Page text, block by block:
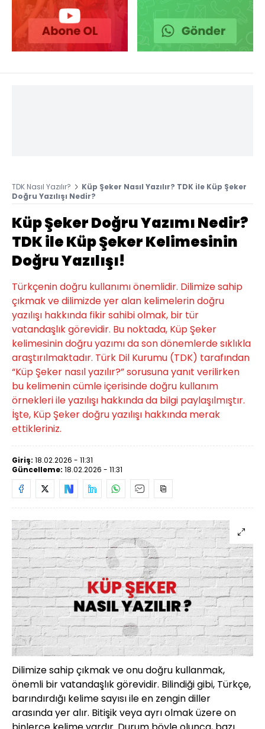
TDK Nasıl Yazılır?
Küp Şeker Nasıl Yazılır? TDK ile Küp Şeker
Doğru Yazılışı Nedir?
Küp Şeker Doğru Yazımı Nedir?
TDK ile Küp Şeker Kelimesinin
Doğru Yazılışı!
Türkçenin doğru kullanımı önemlidir. Dilimize sahip
çıkmak ve dilimizde yer alan kelimelerin doğru
yazılışı hakkında fikir sahibi olmak, bir tür
vatandaşlık görevidir. Bu noktada, Küp Şeker
kelimesinin doğru yazımı da son dönemlerde sıklıkla
araştırılmaktadır. Türk Dil Kurumu (TDK) tarafından
“Küp Şeker nasıl yazılır?” sorusuna yanıt verilirken
bu kelimenin cümle içerisinde doğru kullanım
örnekleri ile yazılışı hakkında da bilgi paylaşılmıştır.
İşte, Küp Şeker doğru yazılışı hakkında merak
ettikleriniz.
Giriş: 18.02.2026 - 11:31
Güncelleme: 18.02.2026 - 11:31
Dilimize sahip çıkmak ve onu doğru kullanmak,
önemli bir vatandaşlık görevidir. Bilindiği gibi, Türkçe,
barındırdığı kelime sayısı ile en zengin diller
arasında yer alır. Bitişik veya ayrı olmak üzere on